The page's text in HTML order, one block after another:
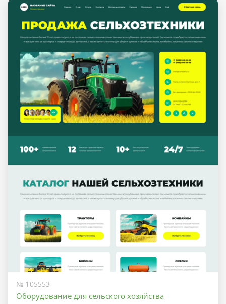
№ 105553
Оборудование для сельского хозяйства